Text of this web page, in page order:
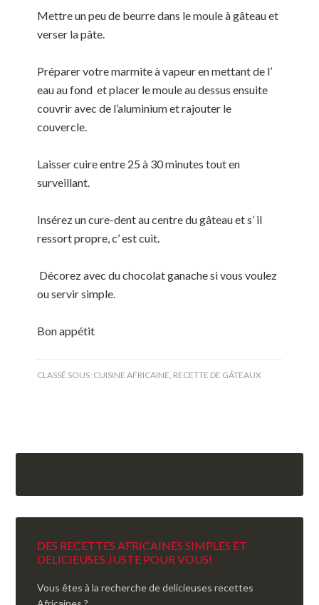
Mettre un peu de beurre dans le moule à gâteau et
verser la pâte.
Préparer votre marmite à vapeur en mettant de l’
eau au fond et placer le moule au dessus ensuite
couvrir avec de l’aluminium et rajouter le
couvercle.
Laisser cuire entre 25 à 30 minutes tout en
surveillant.
Insérez un cure-dent au centre du gâteau et s’ il
ressort propre, c’ est cuit.
Décorez avec du chocolat ganache si vous voulez
ou servir simple.
Bon appétit
CLASSÉ SOUS :CUISINE AFRICAINE, RECETTE DE GÂTEAUX
DES RECETTES AFRICAINES SIMPLES ET
DELICIEUSES JUSTE POUR VOUS!
Vous êtes à la recherche de delicieuses recettes